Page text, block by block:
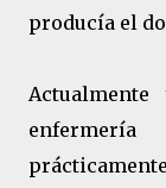
producía el